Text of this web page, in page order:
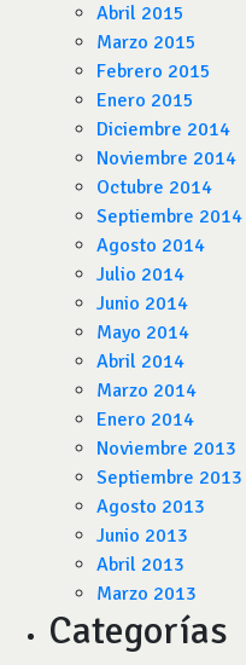
Abril 2015
Marzo 2015
Febrero 2015
Enero 2015
Diciembre 2014
Noviembre 2014
Octubre 2014
Septiembre 2014
Agosto 2014
Julio 2014
Junio 2014
Mayo 2014
Abril 2014
Marzo 2014
Enero 2014
Noviembre 2013
Septiembre 2013
Agosto 2013
Junio 2013
Abril 2013
Marzo 2013
Categorías